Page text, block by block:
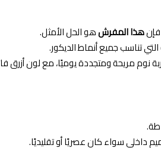
هذا المفرشهو الحل الأمثل.
تناسب جميع أنماط الديكور.
المتقن وخامته القطنية الطبيعية 100% يضمنان لك تجربة نوم مريحة ومتجددة
داخلي سواء كان عصريًا أو تقليديًا.